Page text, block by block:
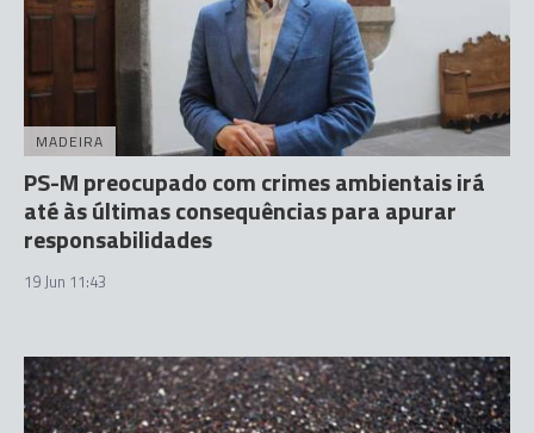
MADEIRA
PS-M preocupado com crimes ambientais irá
até às últimas consequências para apurar
responsabilidades
19 Jun 11:43